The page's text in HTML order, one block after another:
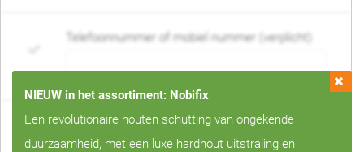
Telefoonnummer of mobiel nummer (verplicht)
E-mail adres (verplicht)
NIEUW in het assortiment: Nobifix
Een revolutionaire houten schutting van ongekende
duurzaamheid, met een luxe hardhout uitstraling en